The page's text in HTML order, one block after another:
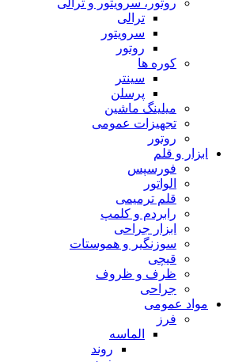
روتور، سرویتور و ترالی
ترالی
سرویتور
روتور
کوره ها
سینتر
پرسلن
میلینگ ماشین
تجهیزات عمومی
روتور
ابزار و قلم
فورسپس
الواتور
قلم ترمیمی
رابردم و کلمپ
ابزار جراحی
سوزنگیر و هموستات
قیچی
ظرف و ظروف
جراحی
مواد عمومی
فرز
الماسه
روند